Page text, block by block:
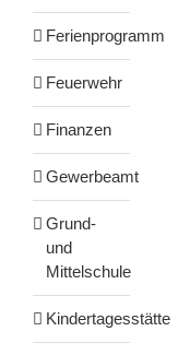
Ferienprogramm
Feuerwehr
Finanzen
Gewerbeamt
Grund-
und
Mittelschule
Kindertagesstätte